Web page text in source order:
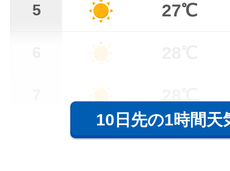
5 27℃
10日先の1時間天